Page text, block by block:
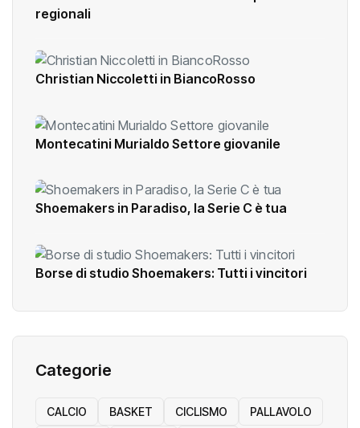
regionali
Christian Niccoletti in BiancoRosso
Montecatini Murialdo Settore giovanile
Shoemakers in Paradiso, la Serie C è tua
Borse di studio Shoemakers: Tutti i vincitori
Categorie
CALCIO BASKET CICLISMO PALLAVOLO